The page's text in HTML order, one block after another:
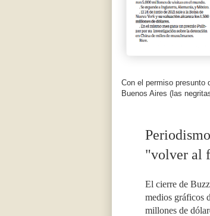
Con el permiso presunto
Buenos Aires (las
"volver al
El cierre de
medios gráficos
millones de